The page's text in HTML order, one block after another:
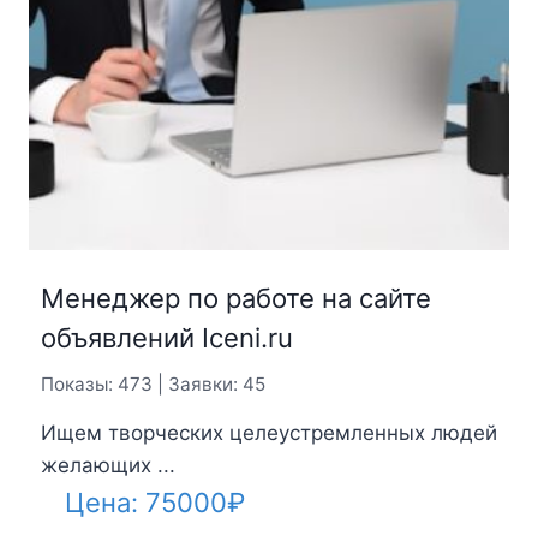
Менеджер по работе на сайте
объявлений Iceni.ru
Показы: 473 | Заявки: 45
Ищем творческих целеустремленных людей
желающих ...
Цена: 75000₽